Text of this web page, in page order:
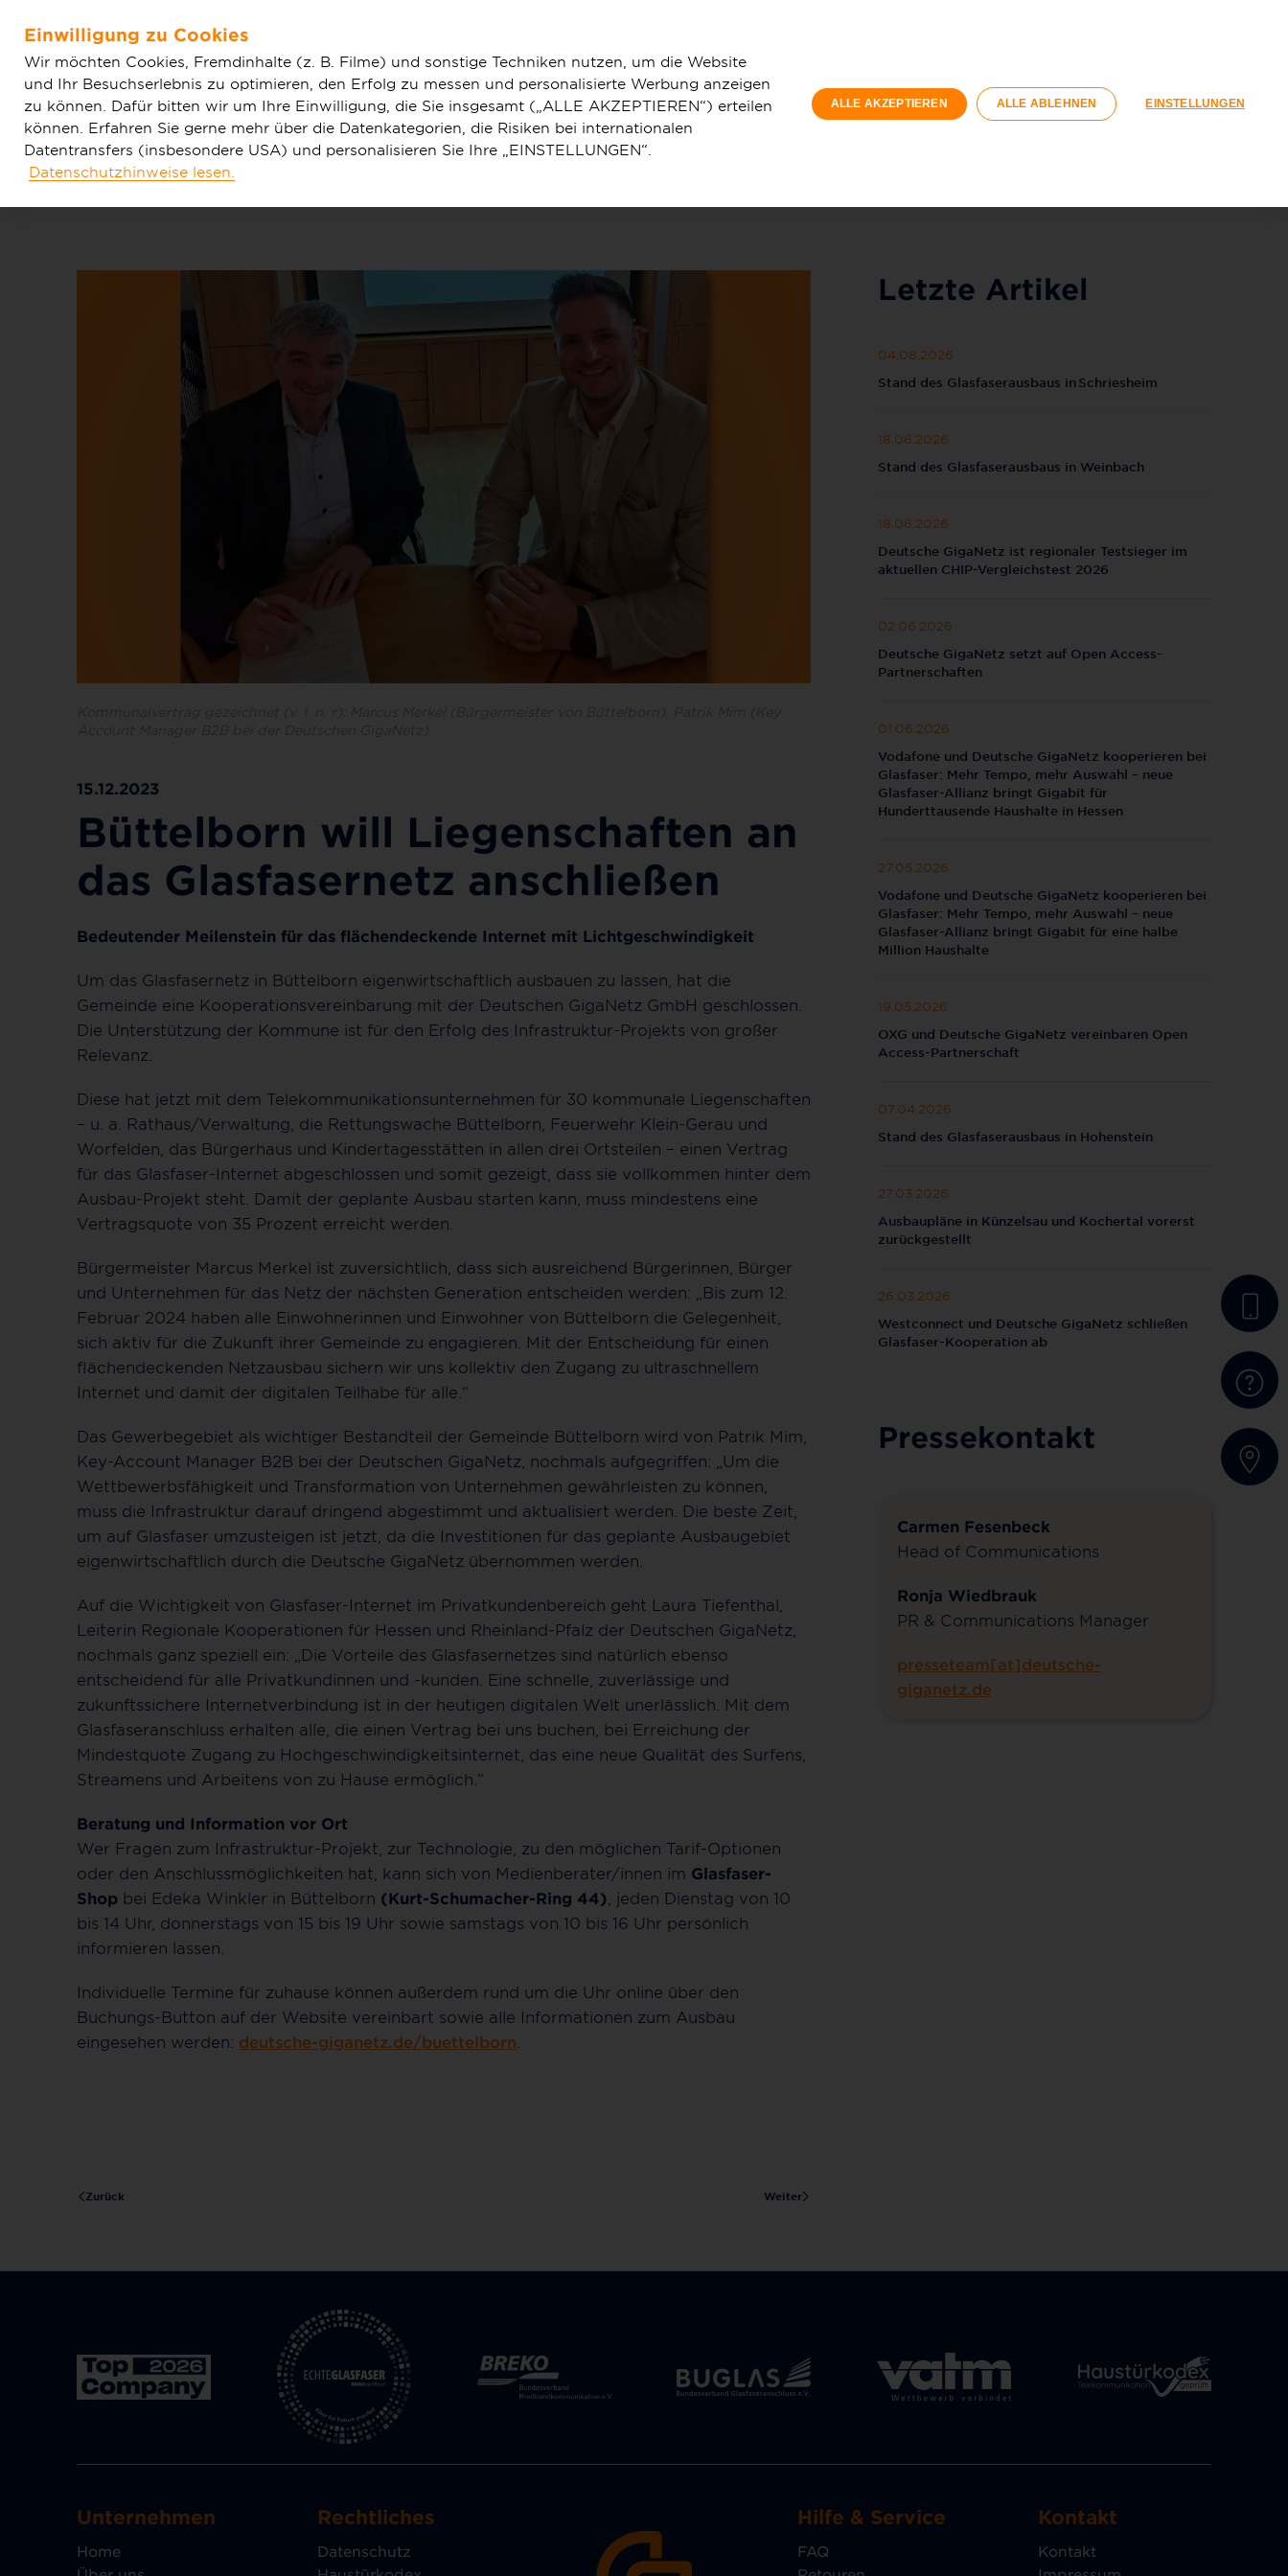
Zum Hauptinhalt springen
Registrieren
Tarife & Produkte
15.12.2023
Büttelborn will Liegenschaften an
das Glasfasernetz anschließen
Bedeutender Meilenstein für das flächendeckende Internet mit Lichtgeschwindigkeit
Um das Glasfasernetz in Büttelborn eigenwirtschaftlich ausbauen zu lassen, hat die
Gemeinde eine Kooperationsvereinbarung mit der Deutschen GigaNetz GmbH geschlossen.
Die Unterstützung der Kommune ist für den Erfolg des Infrastruktur-Projekts von großer
Relevanz.
Diese hat jetzt mit dem Telekommunikationsunternehmen für 30 kommunale Liegenschaften
– u. a. Rathaus/Verwaltung, die Rettungswache Büttelborn, Feuerwehr Klein-Gerau und
Worfelden, das Bürgerhaus und Kindertagesstätten in allen drei Ortsteilen – einen Vertrag
für das Glasfaser-Internet abgeschlossen und somit gezeigt, dass sie vollkommen hinter dem
Ausbau-Projekt steht. Damit der geplante Ausbau starten kann, muss mindestens eine
Vertragsquote von 35 Prozent erreicht werden.
Bürgermeister Marcus Merkel ist zuversichtlich, dass sich ausreichend Bürgerinnen, Bürger
und Unternehmen für das Netz der nächsten Generation entscheiden werden: „Bis zum 12.
Februar 2024 haben alle Einwohnerinnen und Einwohner von Büttelborn die Gelegenheit,
sich aktiv für die Zukunft ihrer Gemeinde zu engagieren. Mit der Entscheidung für einen
flächendeckenden Netzausbau sichern wir uns kollektiv den Zugang zu ultraschnellem
Internet und damit der digitalen Teilhabe für alle.“
Das Gewerbegebiet als wichtiger Bestandteil der Gemeinde Büttelborn wird von Patrik Mim,
Key-Account Manager B2B bei der Deutschen GigaNetz, nochmals aufgegriffen: „Um die
Wettbewerbsfähigkeit und Transformation von Unternehmen gewährleisten zu können,
muss die Infrastruktur darauf dringend abgestimmt und aktualisiert werden. Die beste Zeit,
um auf Glasfaser umzusteigen ist jetzt, da die Investitionen für das geplante Ausbaugebiet
eigenwirtschaftlich durch die Deutsche GigaNetz übernommen werden.
Auf die Wichtigkeit von Glasfaser-Internet im Privatkundenbereich geht Laura Tiefenthal,
Leiterin Regionale Kooperationen für Hessen und Rheinland-Pfalz der Deutschen GigaNetz,
nochmals ganz speziell ein: „Die Vorteile des Glasfasernetzes sind natürlich ebenso
entscheidend für alle Privatkundinnen und -kunden. Eine schnelle, zuverlässige und
zukunftssichere Internetverbindung ist in der heutigen digitalen Welt unerlässlich. Mit dem
Glasfaseranschluss erhalten alle, die einen Vertrag bei uns buchen, bei Erreichung der
Mindestquote Zugang zu Hochgeschwindigkeitsinternet, das eine neue Qualität des Surfens,
Streamens und Arbeitens von zu Hause ermöglich.“
Beratung und Information vor Ort
Wer Fragen zum Infrastruktur-Projekt, zur Technologie, zu den möglichen Tarif-Optionen
oder den Anschlussmöglichkeiten hat, kann sich von Medienberater/innen im Glasfaser-
Shop bei Edeka Winkler in Büttelborn (Kurt-Schumacher-Ring 44) , jeden Dienstag von 10
bis 14 Uhr, donnerstags von 15 bis 19 Uhr sowie samstags von 10 bis 16 Uhr persönlich
informieren lassen.
Individuelle Termine für zuhause können außerdem rund um die Uhr online über den
Buchungs-Button auf der Website vereinbart sowie alle Informationen zum Ausbau
eingesehen werden: deutsche-giganetz.de/buettelborn
Zurück Weiter
Letzte Artikel
04.08.2026
Stand des Glasfaserausbaus in Schriesheim
18.06.2026
Stand des Glasfaserausbaus in Weinbach
18.06.2026
Deutsche GigaNetz ist regionaler Testsieger im
aktuellen CHIP-Vergleichstest 2026
02.06.2026
Deutsche GigaNetz setzt auf Open Access-
Partnerschaften
01.06.2026
Vodafone und Deutsche GigaNetz kooperieren bei
Glasfaser: Mehr Tempo, mehr Auswahl – neue
Glasfaser-Allianz bringt Gigabit für
Hunderttausende Haushalte in Hessen
27.05.2026
Vodafone und Deutsche GigaNetz kooperieren bei
Glasfaser: Mehr Tempo, mehr Auswahl – neue
Glasfaser-Allianz bringt Gigabit für eine halbe
Million Haushalte
19.05.2026
OXG und Deutsche GigaNetz vereinbaren Open
Access-Partnerschaft
07.04.2026
Stand des Glasfaserausbaus in Hohenstein
27.03.2026
Ausbaupläne in Künzelsau und Kochertal vorerst
zurückgestellt
26.03.2026
Westconnect und Deutsche GigaNetz schließen
Glasfaser-Kooperation ab
Pressekontakt
Carmen Fesenbeck
Head of Communications
Ronja Wiedbrauk
PR & Communications Manager
presseteam[at]deutsche-
giganetz.de
Unternehmen
Home
Rechtliches
Datenschutz
Hilfe & Service
FAQ
Kontakt
Kontakt
Einwilligung zu Cookies
Wir möchten Cookies, Fremdinhalte (z. B. Filme) und sonstige Techniken nutzen, um die Website
und Ihr Besuchserlebnis zu optimieren, den Erfolg zu messen und personalisierte Werbung anzeigen
zu können. Dafür bitten wir um Ihre Einwilligung, die Sie insgesamt („ALLE AKZEPTIEREN“) erteilen
können. Erfahren Sie gerne mehr über die Datenkategorien, die Risiken bei internationalen
Datentransfers (insbesondere USA) und personalisieren Sie Ihre „EINSTELLUNGEN“.
Datenschutzhinweise lesen.
ALLE AKZEPTIEREN ALLE ABLEHNEN EINSTELLUNGEN